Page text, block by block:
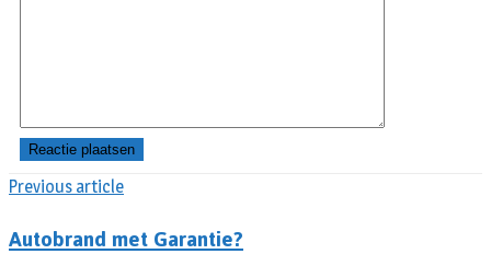
Previous article
Autobrand met Garantie?